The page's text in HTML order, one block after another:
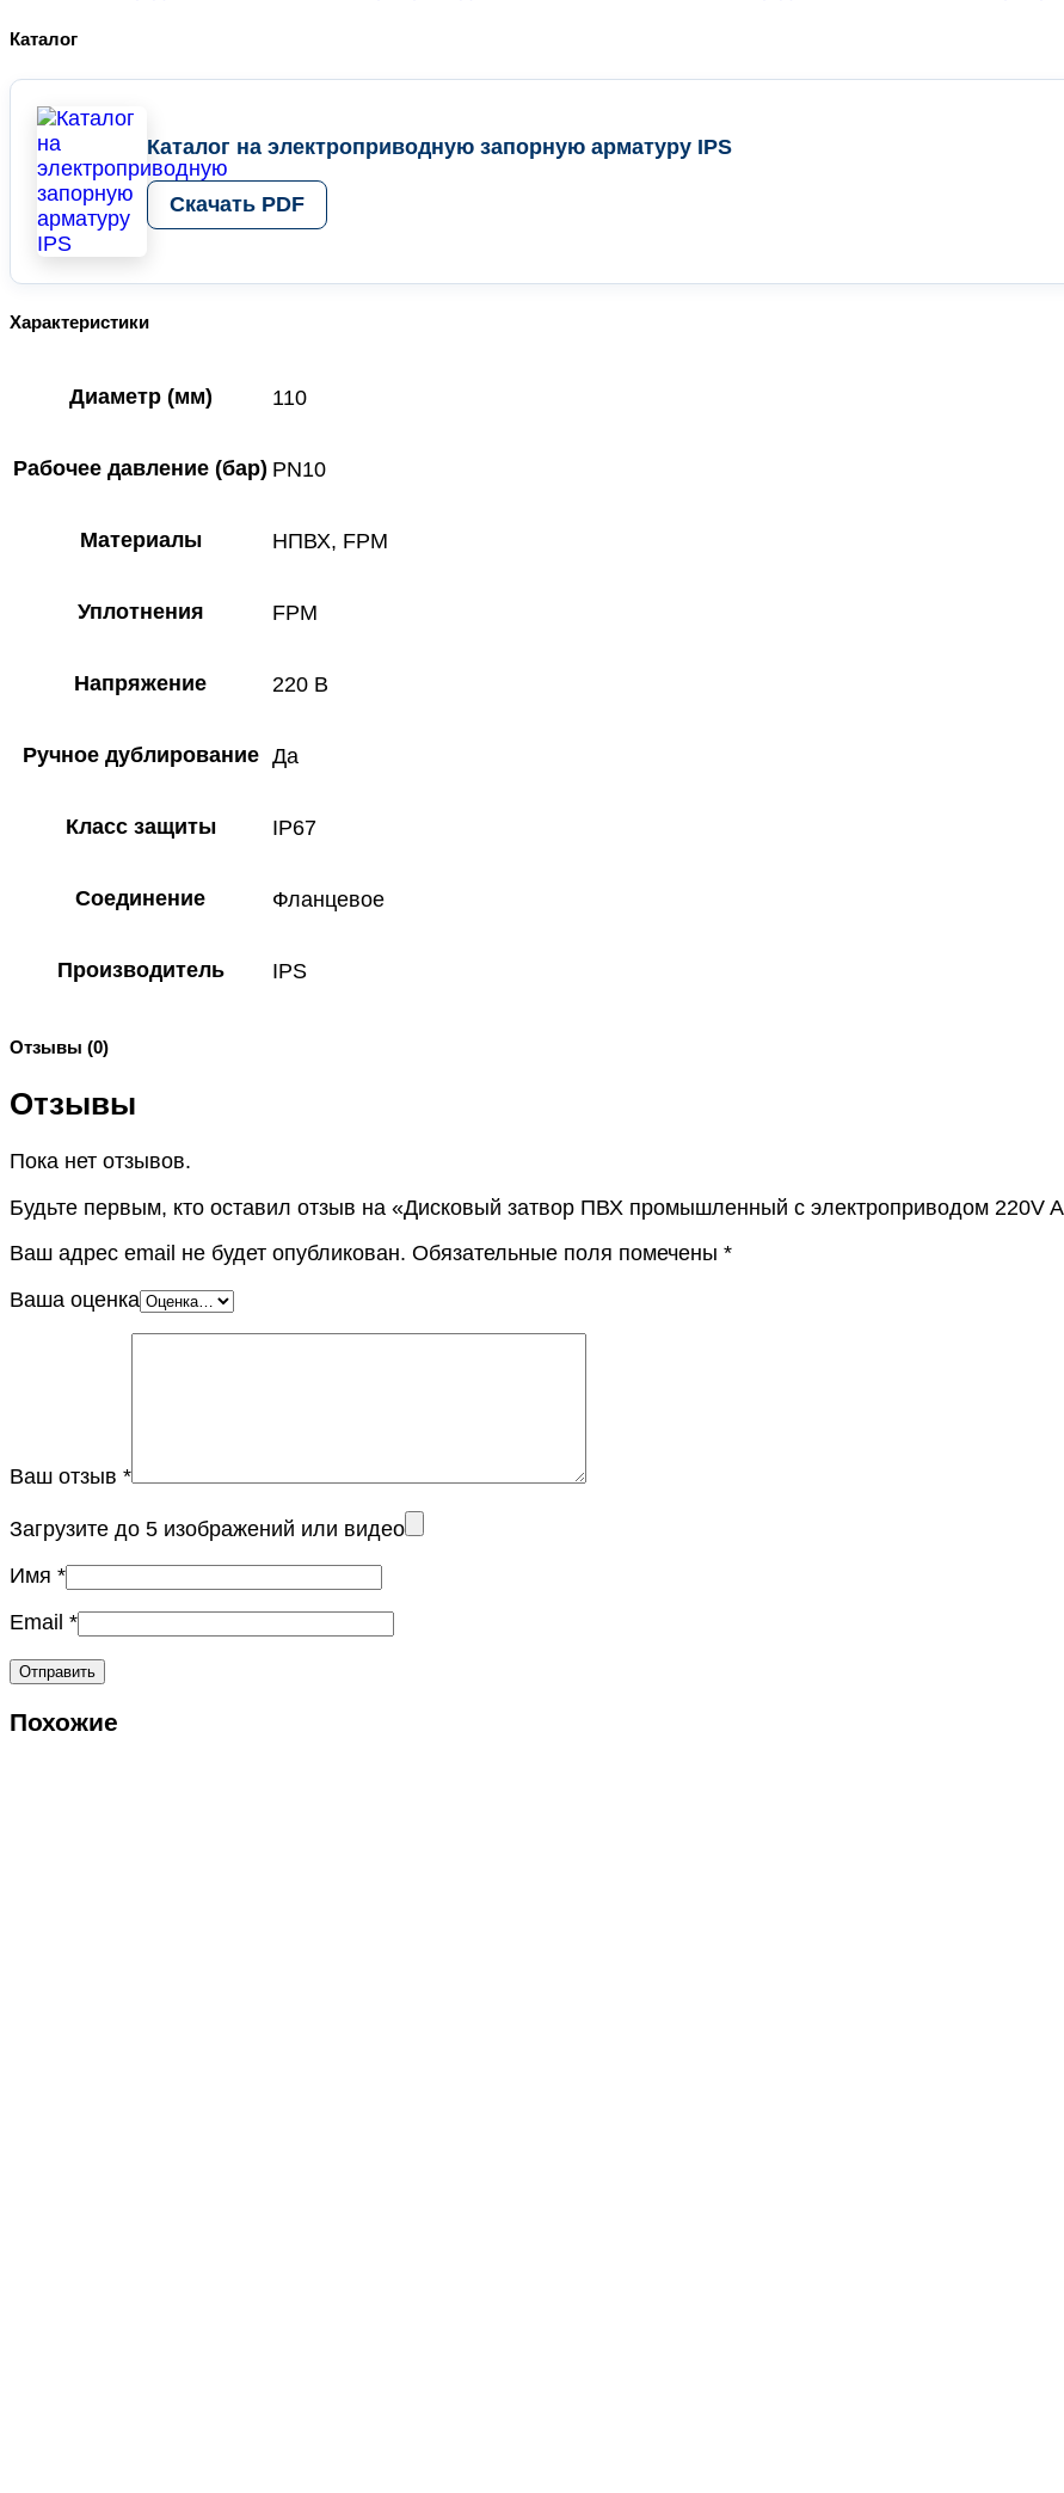
электроприводом
AC
d
110
мм
DN100
FPM
PN10
IPS
Каталог
Каталог на электроприводную запорную арматуру IPS
Скачать PDF
Характеристики
Диаметр (мм) 110
Рабочее давление (бар) PN10
Материалы НПВХ, FPM
Уплотнения FPM
Напряжение 220 В
Ручное дублирование Да
Класс защиты IP67
Соединение Фланцевое
Производитель IPS
Отзывы (0)
Отзывы
Пока нет отзывов.
Будьте первым, кто оставил отзыв на «Дисковый затвор ПВХ промышленный с электроприводом 220V
Ваш адрес email не будет опубликован. Обязательные поля помечены *
Ваша оценка
Ваш отзыв *
Загрузите до 5 изображений или видео
Имя *
Email *
Похожие